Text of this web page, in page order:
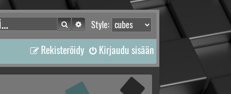
Style:
Etsi Tarkennettu haku
Kirjaudu sisään
Rekisteröidy